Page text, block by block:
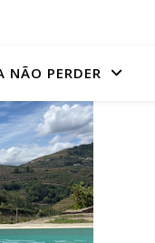
NÃO PERDER